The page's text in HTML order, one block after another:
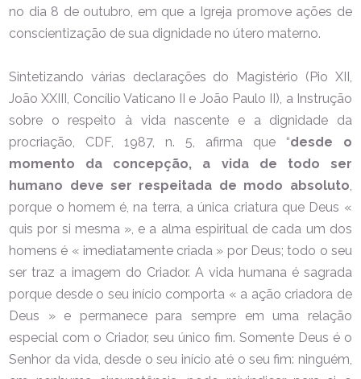
no dia 8 de outubro, em que a Igreja promove ações de
conscientização de sua dignidade no útero materno.
Sintetizando várias declarações do Magistério (Pio XII,
João XXIII, Concílio Vaticano II e João Paulo II), a Instrução
sobre o respeito à vida nascente e a dignidade da
procriação, CDF, 1987, n. 5, afirma que “desde o
momento da concepção, a vida de todo ser
humano deve ser respeitada de modo absoluto
porque o homem é, na terra, a única criatura que Deus «
quis por si mesma », e a alma espiritual de cada um dos
homens é « imediatamente criada » por Deus; todo o seu
ser traz a imagem do Criador. A vida humana é sagrada
porque desde o seu início comporta « a ação criadora de
Deus » e permanece para sempre em uma relação
especial com o Criador, seu único fim. Somente Deus é o
Senhor da vida, desde o seu início até o seu fim: ninguém,